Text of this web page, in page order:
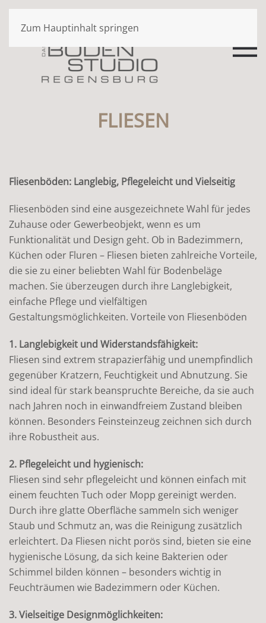
Zum Hauptinhalt springen
FLIESEN
Fliesenböden: Langlebig, Pflegeleicht und Vielseitig
Fliesenböden sind eine ausgezeichnete Wahl für jedes
Zuhause oder Gewerbeobjekt, wenn es um
Funktionalität und Design geht. Ob in Badezimmern,
Küchen oder Fluren – Fliesen bieten zahlreiche Vorteile,
die sie zu einer beliebten Wahl für Bodenbeläge
machen. Sie überzeugen durch ihre Langlebigkeit,
einfache Pflege und vielfältigen
Gestaltungsmöglichkeiten. Vorteile von Fliesenböden
1. Langlebigkeit und Widerstandsfähigkeit:
Fliesen sind extrem strapazierfähig und unempfindlich
gegenüber Kratzern, Feuchtigkeit und Abnutzung. Sie
sind ideal für stark beanspruchte Bereiche, da sie auch
nach Jahren noch in einwandfreiem Zustand bleiben
können. Besonders Feinsteinzeug zeichnen sich durch
ihre Robustheit aus.
2. Pflegeleicht und hygienisch:
Fliesen sind sehr pflegeleicht und können einfach mit
einem feuchten Tuch oder Mopp gereinigt werden.
Durch ihre glatte Oberfläche sammeln sich weniger
Staub und Schmutz an, was die Reinigung zusätzlich
erleichtert. Da Fliesen nicht porös sind, bieten sie eine
hygienische Lösung, da sich keine Bakterien oder
Schimmel bilden können – besonders wichtig in
Feuchträumen wie Badezimmern oder Küchen.
3. Vielseitige Designmöglichkeiten: